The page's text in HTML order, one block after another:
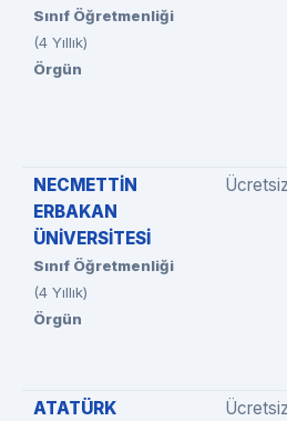
Sınıf Öğretmenliği
(4 Yıllık)
Örgün
NECMETTİN
ERBAKAN
ÜNİVERSİTESİ
Sınıf Öğretmenliği
(4 Yıllık)
Örgün
Ücretsiz
ATATÜRK Ücretsiz